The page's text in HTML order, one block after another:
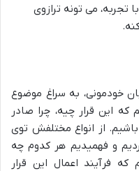
تجربه، می تونه ترازوی
خودمونی، به سراغ موضوع
که این قرار چیه، چرا صادر
از انواع مختلفش توی
و فهمیدیم هر کدوم چه
فرآیند اعمال این قرار